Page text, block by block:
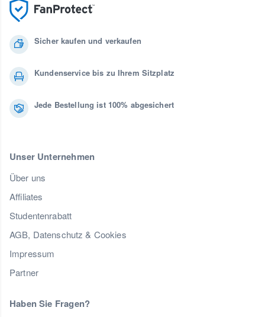
Sicher kaufen und verkaufen
Kundenservice bis zu Ihrem Sitzplatz
Jede Bestellung ist 100% abgesichert
Unser Unternehmen
Über uns
Affiliates
Studentenrabatt
AGB, Datenschutz & Cookies
Impressum
Partner
Haben Sie Fragen?